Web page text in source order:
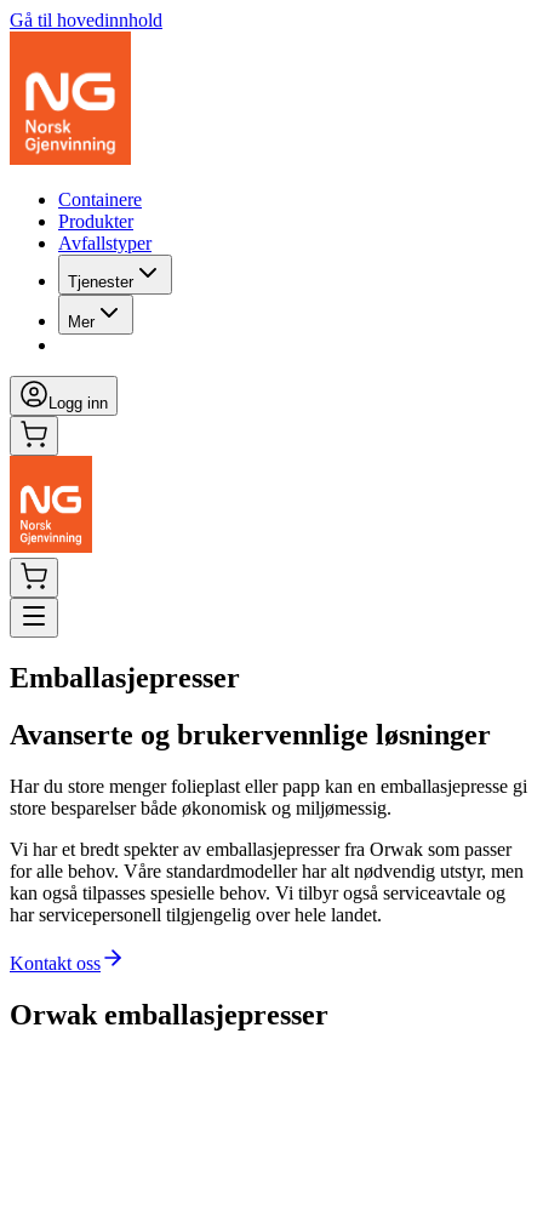
Gå til hovedinnhold
Containere
Produkter
Avfallstyper
Tjenester
Mer
Logg inn
Emballasjepresser
Avanserte og brukervennlige løsninger
Har du store menger folieplast eller papp kan en emballasjepresse gi
store besparelser både økonomisk og miljømessig.
Vi har et bredt spekter av emballasjepresser fra Orwak som passer
for alle behov. Våre standardmodeller har alt nødvendig utstyr, men
kan også tilpasses spesielle behov. Vi tilbyr også serviceavtale og
har servicepersonell tilgjengelig over hele landet.
Kontakt oss
Orwak emballasjepresser